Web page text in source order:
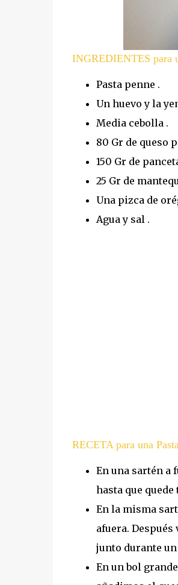
INGREDIENTES para
Pasta penne .
Un huevo y la
Media cebolla .
80 Gr de queso
150 Gr de
25 Gr de
Una pizca de
Agua y sal .
RECETA para una
En una sartén a
hasta que
En la misma
afuera.
junto durante
En un bol